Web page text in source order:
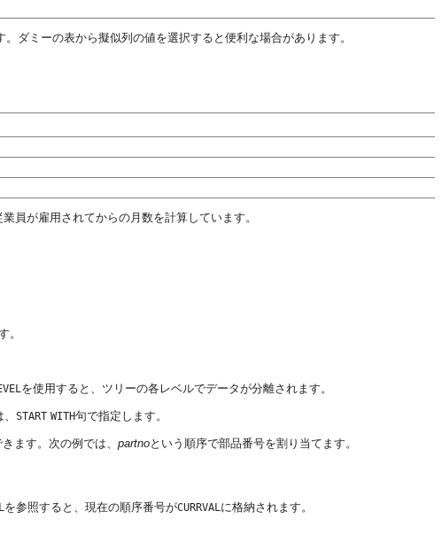
ダミーの表から擬似列の値を選択すると便利な場合があります。
員が雇用されてからの月数を計算しています。
。
を使用すると、ツリーの各レベルでデータが分離されます。
START WITH句で指定します。
ます。次の例では、 partnoという順序で部品番号を割り当てます。
を参照すると、現在の順序番号がCURRVALに格納されます。